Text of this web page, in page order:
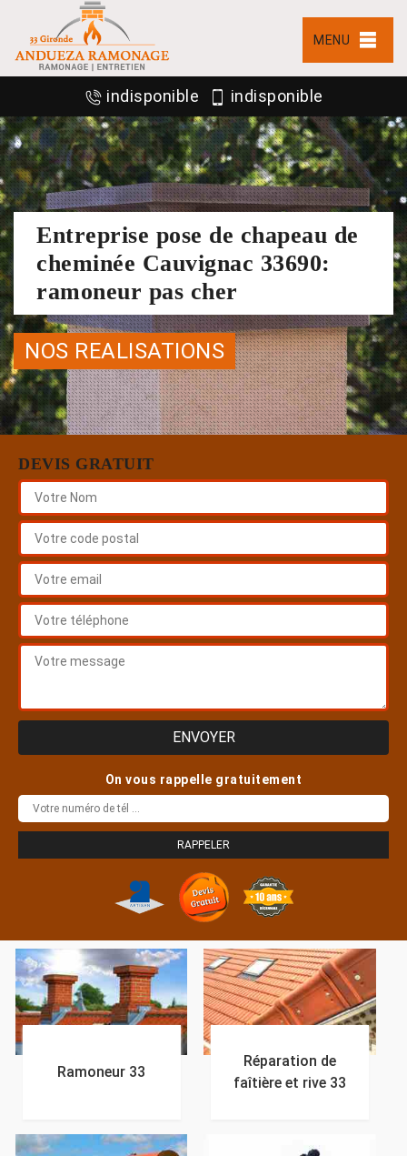
MENU
indisponible indisponible
Entreprise pose de chapeau de
cheminée Cauvignac 33690:
ramoneur pas cher
NOS REALISATIONS
DEVIS GRATUIT
On vous rappelle gratuitement
Ramoneur 33
Réparation de
faîtière et rive 33